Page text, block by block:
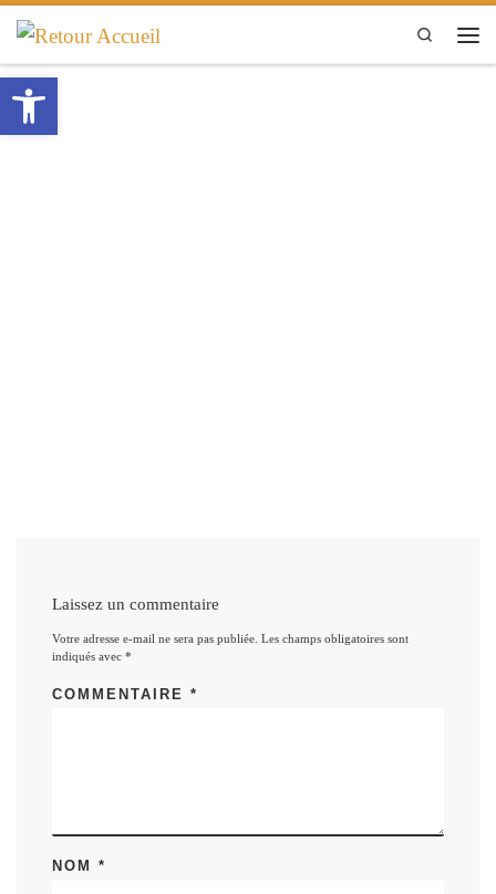
Passer au contenu
Search
Laissez un commentaire
Votre adresse e-mail ne sera pas publiée. Les champs obligatoires sont
indiqués avec*
COMMENTAIRE*
NOM*
Ouvrir la barre d’outils